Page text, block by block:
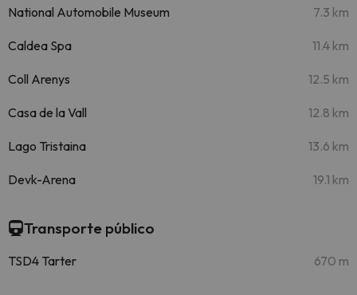
National Automobile Museum 7.3 km
Caldea Spa 11.4 km
Coll Arenys 12.5 km
Casa de la Vall 12.8 km
Lago Tristaina 13.6 km
Devk-Arena 19.1 km
Transporte público
TSD4 Tarter 670 m